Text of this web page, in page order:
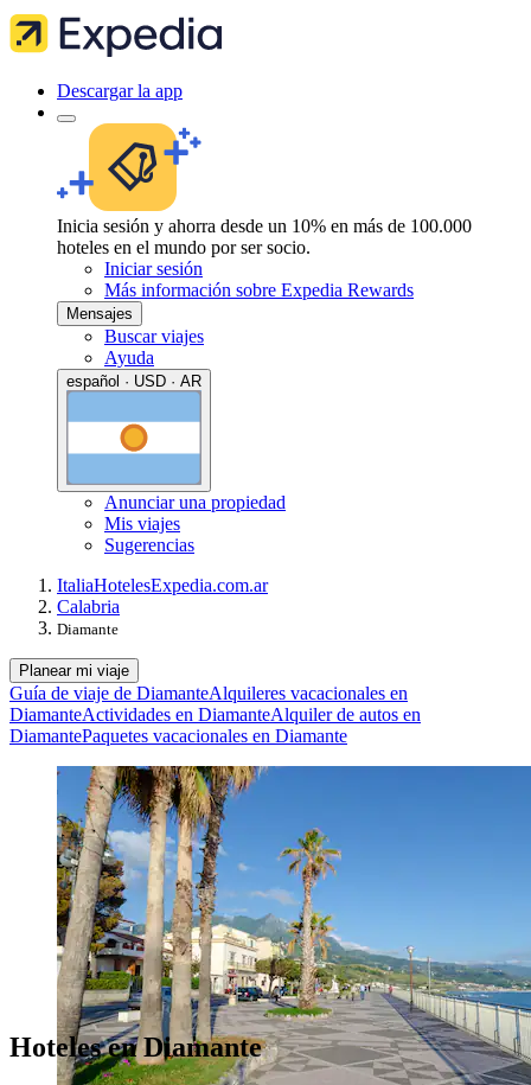
Descargar la app
Inicia sesión y ahorra desde un 10% en más de 100.000
hoteles en el mundo por ser socio.
Iniciar sesión
Más información sobre Expedia Rewards
Mensajes
Buscar viajes
Ayuda
español · USD · AR
Anunciar una propiedad
Mis viajes
Sugerencias
ItaliaHotelesExpedia.com.ar
Calabria
Diamante
Planear mi viaje
Guía de viaje de DiamanteAlquileres vacacionales en
DiamanteActividades en DiamanteAlquiler de autos en
DiamantePaquetes vacacionales en Diamante
Hoteles en Diamante